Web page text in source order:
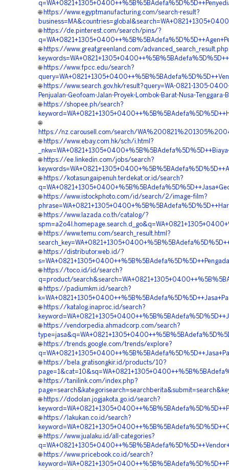
🌐 https://www.egyptmanufacturing.com/search-result?
🌐 https://de.pinterest.com/search/pins/?
🌐 https://www.greatgreenland.com/
🌐 https://www.fpcc.edu/search?
🌐 https://www.search.gov.hk/result?query=WA-0821-1305-
Penjualan-Geofoam-Jalan-Proyek-Lombok-Barat-Nusa-Tenggara-
🌐 https://shopee.ph/search?
🌐
https://nz.carousell.com/search/
🌐 https://www.ebay.com.hk/sch/i.html?
🌐 https://ee.linkedin.com/jobs/search?
🌐 https://kotasungaipenuh.terdekat.or.id/search?
🌐 https://www.istockphoto.com/id/search/2/image-film?
🌐 https://www.lazada.co.th/catalog/?
🌐 https://www.temu.com/search_result.html?
🌐 https://distributor.web.id/?
🌐 https://toco.id/id/search?
q=product/
🌐 https://padiumkm.id/search?
🌐 https://katalog.inaproc.id/search?
🌐 https://vendorpedia.ahmadcorp.com/search?
🌐 https://trends.google.com/trends/explore?
🌐 https://bela.gratisongkir.id/products/10?
🌐 https://tanilink.com/index.php?
🌐 https://dodolan.jogjakota.go.id/search?
🌐 https://lakukan.co.id/search?
🌐 https://www.jualaku.id/all-categories?
🌐 https://www.pricebook.co.id/search?